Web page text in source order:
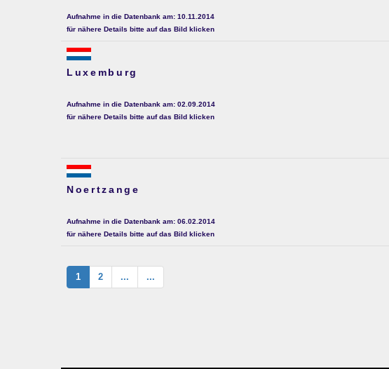
Aufnahme in die Datenbank am: 10.11.2014
für nähere Details bitte auf das Bild klicken
Luxemburg
Aufnahme in die Datenbank am: 02.09.2014
für nähere Details bitte auf das Bild klicken
Noertzange
Aufnahme in die Datenbank am: 06.02.2014
für nähere Details bitte auf das Bild klicken
1 2 ... ...